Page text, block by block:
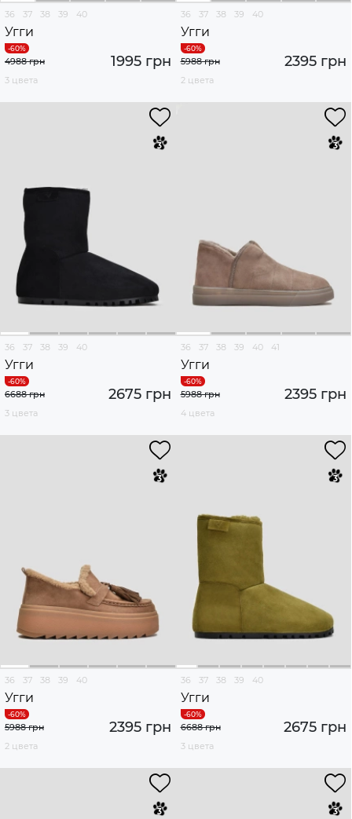
36 37 38 39 40
Угги
1995 грн
4988 грн
3 цвета
36 37 38 39 40
Угги
2395 грн
5988 грн
2 цвета
36 37 38 39 40
Угги
2675 грн
6688 грн
3 цвета
36 37 38 39 40 41
Угги
2395 грн
5988 грн
4 цвета
36 37 38 39 40
Угги
2395 грн
5988 грн
2 цвета
36 37 38 39 40
Угги
2675 грн
6688 грн
3 цвета